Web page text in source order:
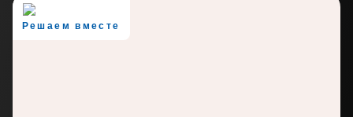
Решаем вместе